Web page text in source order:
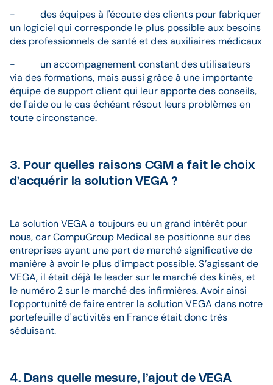
- des équipes à l'écoute des clients pour fabriquer
un logiciel qui corresponde le plus possible aux besoins
des professionnels de santé et des auxiliaires médicaux
- un accompagnement constant des utilisateurs
via des formations, mais aussi grâce à une importante
équipe de support client qui leur apporte des conseils,
de l'aide ou le cas échéant résout leurs problèmes en
toute circonstance.
3. Pour quelles raisons CGM a fait le choix
d’acquérir la solution VEGA ?
La solution VEGA a toujours eu un grand intérêt pour
nous, car CompuGroup Medical se positionne sur des
entreprises ayant une part de marché significative de
manière à avoir le plus d'impact possible. S’agissant de
VEGA, il était déjà le leader sur le marché des kinés, et
le numéro 2 sur le marché des infirmières. Avoir ainsi
l'opportunité de faire entrer la solution VEGA dans notre
portefeuille d'activités en France était donc très
séduisant.
4. Dans quelle mesure, l’ajout de VEGA